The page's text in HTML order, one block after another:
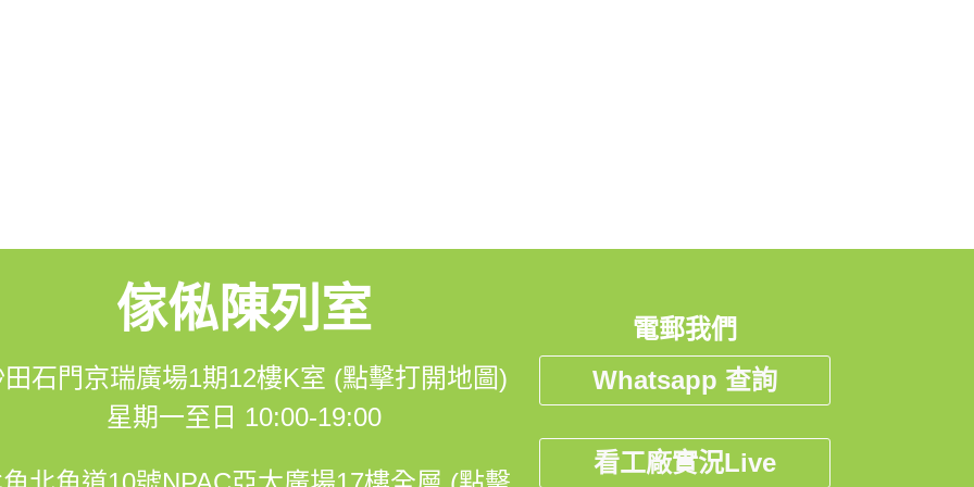
傢俬陳列室
石門京瑞廣場1期12樓K室 (點擊打開地圖)
星期一至日 10:00-19:00
電郵我們
Whatsapp 查詢
看工廠實況Live